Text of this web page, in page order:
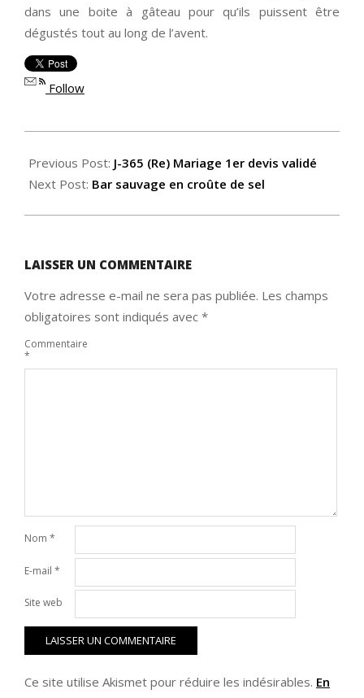
dans une boite à gâteau pour qu’ils puissent être
dégustés tout au long de l’avent.
Follow
11-
05
Previous Post: J-365 (Re) Mariage 1er devis validé
Next Post: Bar sauvage en croûte de sel
LAISSER UN COMMENTAIRE
Votre adresse e-mail ne sera pas publiée. Les champs
obligatoires sont indiqués avec *
Commentaire
*
Nom *
E-mail *
Site web
Ce site utilise Akismet pour réduire les indésirables. En